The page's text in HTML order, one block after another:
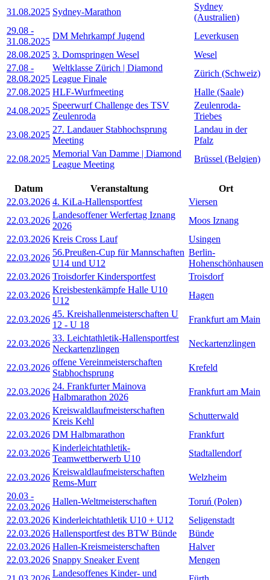
31.08.2025 Sydney-Marathon
Sydney
(Australien)
29.08 -
31.08.2025
DM Mehrkampf Jugend
Leverkusen
28.08.2025 3. Domspringen Wesel
Wesel
27.08 -
28.08.2025
Weltklasse Zürich | Diamond
League Finale
Zürich (Schweiz)
27.08.2025 HLF-Wurfmeeting
Halle (Saale)
24.08.2025
Speerwurf Challenge des TSV
Zeulenroda
Zeulenroda-
Triebes
23.08.2025
27. Landauer Stabhochsprung
Meeting
Landau in der
Pfalz
22.08.2025
Memorial Van Damme | Diamond
League Meeting
Brüssel (Belgien)
Datum Veranstaltung
Ort
22.03.2026 4. KiLa-Hallensportfest
Viersen
22.03.2026
Landesoffener Werfertag Iznang
2026
Moos Iznang
22.03.2026 Kreis Cross Lauf
Usingen
22.03.2026
56.Preußen-Cup für Mannschaften
U14 und U12
Berlin-
Hohenschönhausen
22.03.2026 Troisdorfer Kindersportfest
Troisdorf
22.03.2026
Kreisbestenkämpfe Halle U10
U12
Hagen
22.03.2026
45. Kreishallenmeisterschaften U
12 - U 18
Frankfurt am Main
22.03.2026
33. Leichtathletik-Hallensportfest
Neckartenzlingen
Neckartenzlingen
22.03.2026
offene Vereinmeisterschaften
Stabhochsprung
Krefeld
22.03.2026
24. Frankfurter Mainova
Halbmarathon 2026
Frankfurt am Main
22.03.2026
Kreiswaldlaufmeisterschaften
Kreis Kehl
Schutterwald
22.03.2026 DM Halbmarathon
Frankfurt
22.03.2026
Kinderleichtathletik-
Teamwettberwerb U10
Stadtallendorf
22.03.2026
Kreiswaldlaufmeisterschaften
Rems-Murr
Welzheim
20.03 -
22.03.2026
Hallen-Weltmeisterschaften
Toruń (Polen)
22.03.2026 Kinderleichtathletik U10 + U12
Seligenstadt
22.03.2026 Hallensportfest des BTW Bünde
Bünde
22.03.2026 Hallen-Kreismeisterschaften
Halver
22.03.2026 Snappy Sneaker Event
Mengen
Landesoffenes Kinder- und